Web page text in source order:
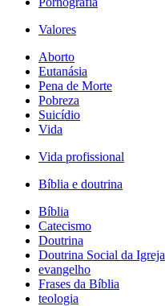
Valores
Aborto
Eutanásia
Pena de Morte
Pobreza
Suicídio
Vida
Vida profissional
Bíblia e doutrina
Bíblia
Catecismo
Doutrina
Doutrina Social da Igreja
evangelho
Frases da Bíblia
teologia